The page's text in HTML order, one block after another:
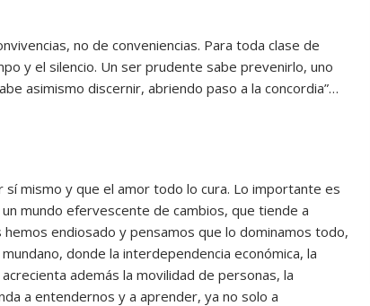
no de conveniencias. Para toda clase de
y el silencio. Un ser prudente sabe prevenirlo, uno
asimismo discernir, abriendo paso a la concordia”…
mismo y que el amor todo lo cura. Lo importante es
mundo efervescente de cambios, que tiende a
endiosado y pensamos que lo dominamos todo,
donde la interdependencia económica, la
además la movilidad de personas, la
a entendernos y a aprender, ya no solo a